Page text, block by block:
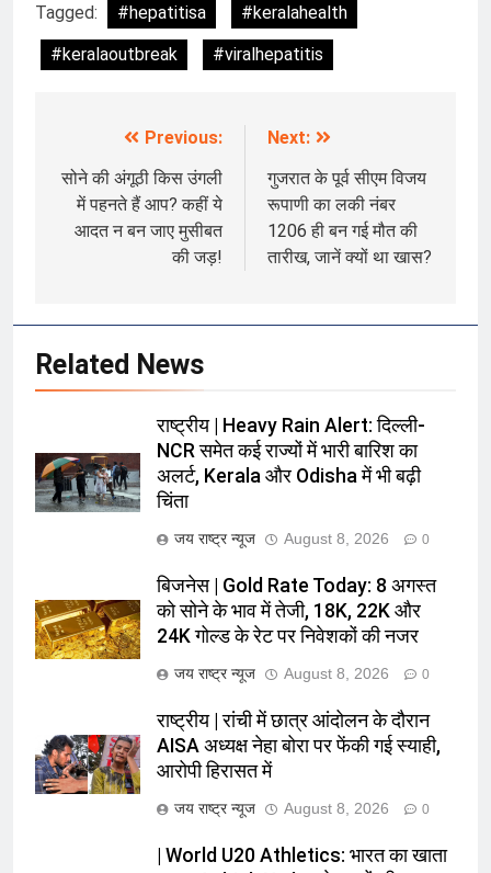
Tagged: #hepatitisa
#keralahealth
#keralaoutbreak
#viralhepatitis
navigation
Previous:
सोने की अंगूठी किस उंगली
में पहनते हैं आप? कहीं ये
आदत न बन जाए मुसीबत
की जड़!
Next:
गुजरात के पूर्व सीएम विजय
रूपाणी का लकी नंबर
1206 ही बन गई मौत की
तारीख, जानें क्यों था खास?
Related News
राष्ट्रीय | Heavy Rain Alert: दिल्ली-
NCR समेत कई राज्यों में भारी बारिश का
अलर्ट, Kerala और Odisha में भी बढ़ी
चिंता
जय राष्ट्र न्यूज August 8, 2026 0
बिजनेस | Gold Rate Today: 8 अगस्त
को सोने के भाव में तेजी, 18K, 22K और
24K गोल्ड के रेट पर निवेशकों की नजर
जय राष्ट्र न्यूज August 8, 2026 0
राष्ट्रीय | रांची में छात्र आंदोलन के दौरान
AISA अध्यक्ष नेहा बोरा पर फेंकी गई स्याही,
आरोपी हिरासत में
जय राष्ट्र न्यूज August 8, 2026 0
| World U20 Athletics: भारत का खाता